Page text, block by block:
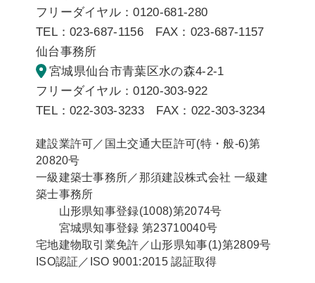
フリーダイヤル：0120-681-280
TEL：023-687-1156 FAX：023-687-1157
仙台事務所
宮城県仙台市青葉区水の森4-2-1
フリーダイヤル：0120-303-922
TEL：022-303-3233 FAX：022-303-3234
建設業許可／国土交通大臣許可(特・般-6)第
20820号
一級建築士事務所／那須建設株式会社 一級建
築士事務所
山形県知事登録(1008)第2074号
宮城県知事登録 第23710040号
宅地建物取引業免許／山形県知事(1)第2809号
ISO認証／ISO 9001:2015 認証取得